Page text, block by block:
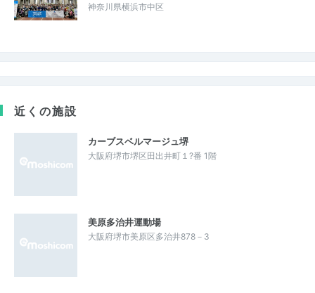
神奈川県横浜市中区
近くの施設
カーブスベルマージュ堺
大阪府堺市堺区田出井町１?番 1階
美原多治井運動場
大阪府堺市美原区多治井878－3